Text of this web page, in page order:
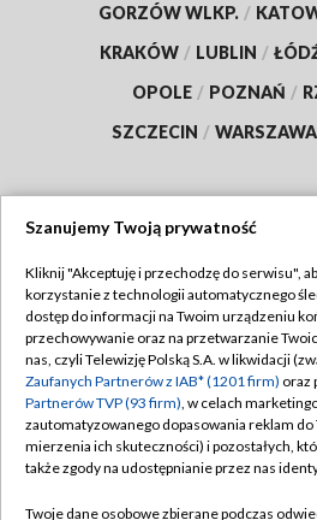
GORZÓW WLKP. /
KRAKÓW / LUBLIN /
OPOLE / POZNAŃ /
SZCZECIN / WARSZAWA
TVP
Abonament TVP
Emisja w TVP
Centrum informacji TVP
Naziemna Telewizja Cyfrowa
Regulamin
Polityka
Moje
Pomoc
Szanujemy Twoją prywatność
Kliknij "Akceptuję i przechodzę do serwisu",
korzystanie z technologii automatycznego
dostęp do informacji na Twoim urządzeniu
przechowywanie oraz na przetwarzanie
nas, czyli Telewizję Polską S.A. w likwidacji
Zaufanych Partnerów z IAB* (1201 firm) oraz
Partnerów TVP (93 firm), w celach
zautomatyzowanego dopasowania reklam
mierzenia ich skuteczności) i pozostałych,
także zgody na udostępnianie przez nas
Twoje dane osobowe zbierane podczas